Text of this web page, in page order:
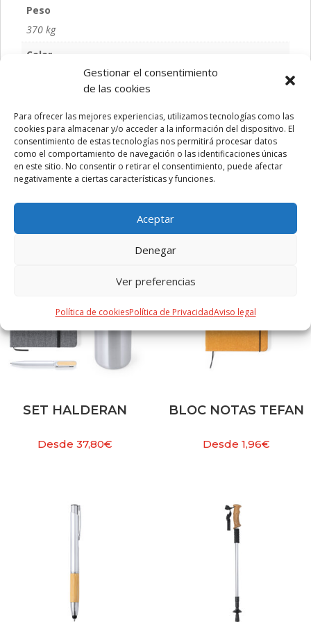
Gestionar el consentimiento
de las cookies
Para ofrecer las mejores experiencias, utilizamos tecnologías como las
cookies para almacenar y/o acceder a la información del dispositivo. El
consentimiento de estas tecnologías nos permitirá procesar datos
como el comportamiento de navegación o las identificaciones únicas
en este sitio. No consentir o retirar el consentimiento, puede afectar
negativamente a ciertas características y funciones.
Aceptar
Denegar
Ver preferencias
Política de cookiesPolítica de PrivacidadAviso legal
Peso
370 kg
Color
S/T
PRODUCTOS RELACIONADOS
SET HALDERAN
Desde 37,80€
BLOC NOTAS TEFAN
Desde 1,96€